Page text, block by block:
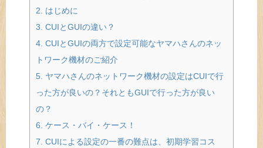
2. はじめに
3. CUIとGUIの違い？
4. CUIとGUIの両方で設定可能なヤマハさんのネッ
トワーク機材のご紹介
5. ヤマハさんのネットワーク機材の設定はCUIで行
った方が良いの？それともGUIで行った方が良い
の？
6. ケース・バイ・ケース！
7. CUIによる設定の一番の難点は、初期学習コス